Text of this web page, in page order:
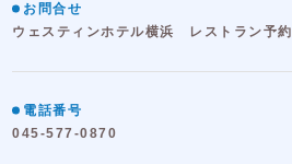
お問合せ
ウェスティンホテル横浜 レストラン予約
電話番号
045-577-0870